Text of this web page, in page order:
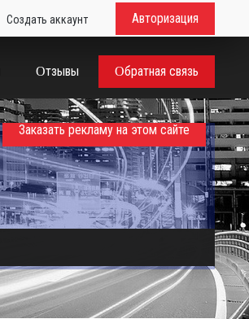
Создать аккаунт Авторизация
Отзывы Обратная связь
Заказать рекламу на этом сайте